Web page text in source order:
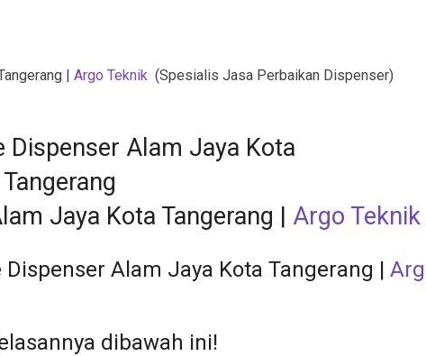
| Argo Teknik (Spesialis Jasa Perbaikan Dispenser)
Jaya Kota Tangerang | Argo Teknik
Alam Jaya Kota Tangerang |
dibawah ini!